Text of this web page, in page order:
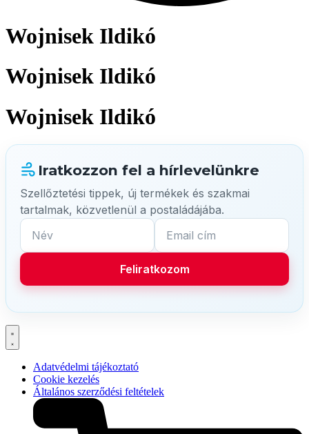
Wojnisek Ildikó
Wojnisek Ildikó
Wojnisek Ildikó
Iratkozzon fel a hírlevelünkre
Szellőztetési tippek, új termékek és szakmai
tartalmak, közvetlenül a postaládájába.
Név
Email cím
Feliratkozom
Adatvédelmi tájékoztató
Cookie kezelés
Általános szerződési feltételek